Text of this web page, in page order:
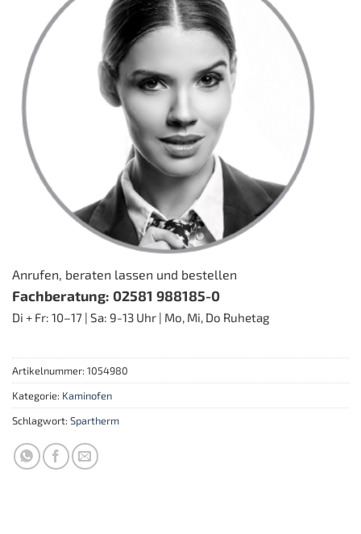
Anrufen, beraten lassen und bestellen
Fachberatung: 02581 988185-0
Di + Fr: 10–17 | Sa: 9-13 Uhr | Mo, Mi, Do Ruhetag
Artikelnummer: 1054980
Kategorie: Kaminofen
Schlagwort: Spartherm